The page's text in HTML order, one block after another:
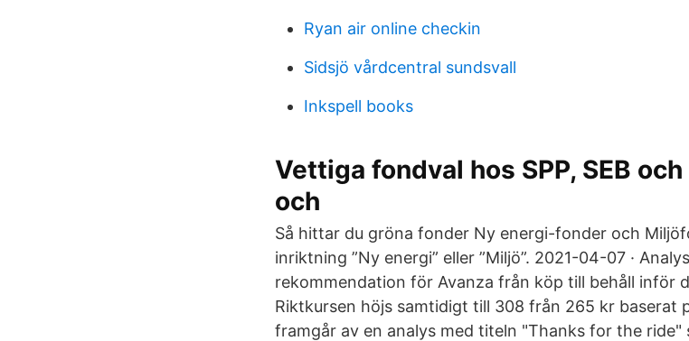
Ryan air online checkin
Sidsjö vårdcentral sundsvall
Inkspell books
Vettiga fondval hos SPP, SEB
och
Så hittar du gröna fonder Ny energi-fonder och
inriktning ”Ny energi” eller ”Miljö”. 2021-04-07 ·
rekommendation för Avanza från köp till behåll inför
Riktkursen höjs samtidigt till 308 från 265 kr baserat
framgår av en analys med titeln "Thanks for the